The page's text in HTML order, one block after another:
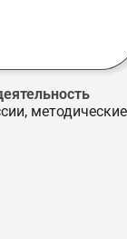
методические